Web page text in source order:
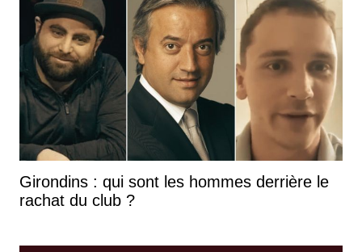
Girondins : qui sont les hommes derrière le
rachat du club ?